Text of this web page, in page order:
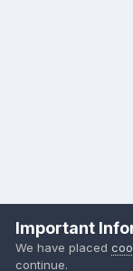
Important
We have placed
continue.